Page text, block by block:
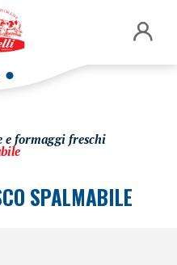
e formaggi freschi
SPALMABILE